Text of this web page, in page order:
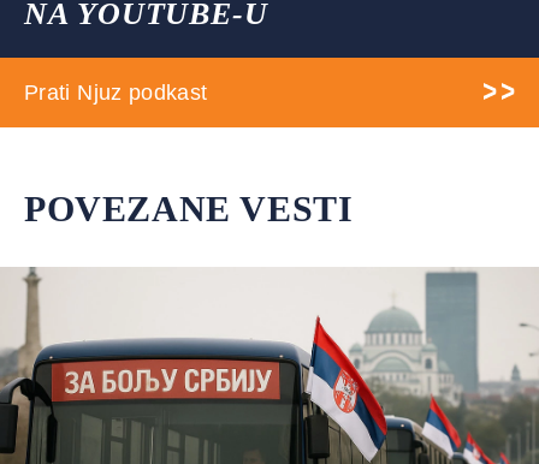
NA YOUTUBE-U
Prati Njuz podkast
POVEZANE VESTI